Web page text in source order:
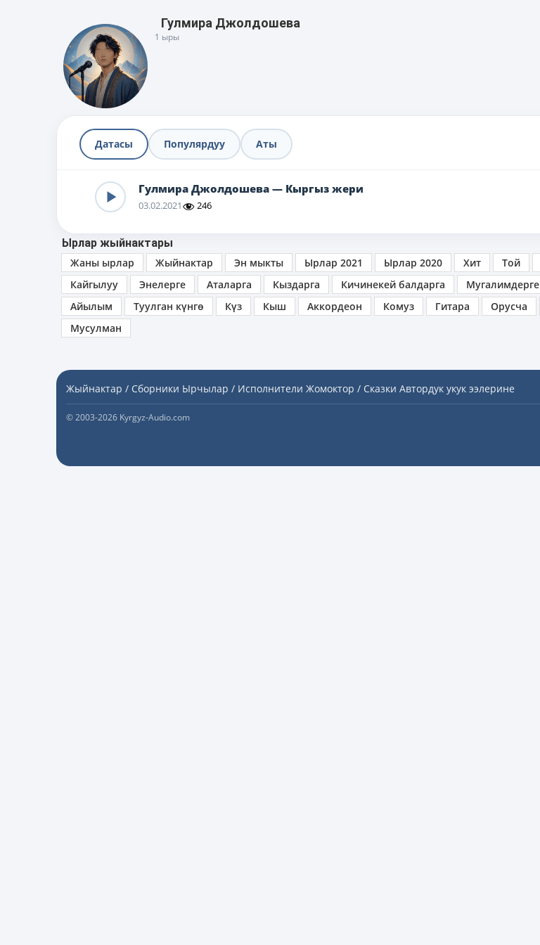
Гулмира Джолдошева
1 ыры
Датасы Популярдуу Аты
Гулмира Джолдошева — Кыргыз жери
03.02.2021 246
Ырлар жыйнактары
Жаны ырлар
Жыйнактар Эн мыкты Ырлар 2021 Ырлар 2020 Хит Той
Кайгылуу
Энелерге Аталарга Кыздарга Кичинекей балдарга Мугалимдерге
Айылым
Туулган күнгө Күз Кыш Аккордеон Комуз Гитара Орусча
Мусулман
Жыйнактар / Сборники Ырчылар / Исполнители Жомоктор / Сказки Автордук укук ээлерине
© 2003-2026 Kyrgyz-Audio.com